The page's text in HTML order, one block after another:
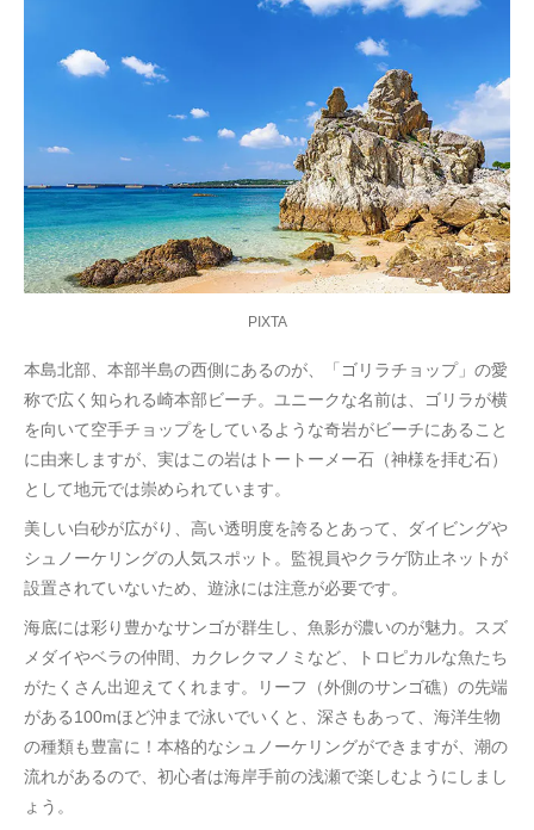
PIXTA
本島北部、本部半島の西側にあるのが、「ゴリラチョップ」の愛
称で広く知られる崎本部ビーチ。ユニークな名前は、ゴリラが横
を向いて空手チョップをしているような奇岩がビーチにあること
に由来しますが、実はこの岩はトートーメー石（神様を拝む石）
として地元では崇められています。
美しい白砂が広がり、高い透明度を誇るとあって、ダイビングや
シュノーケリングの人気スポット。監視員やクラゲ防止ネットが
設置されていないため、遊泳には注意が必要です。
海底には彩り豊かなサンゴが群生し、魚影が濃いのが魅力。スズ
メダイやベラの仲間、カクレクマノミなど、トロピカルな魚たち
がたくさん出迎えてくれます。リーフ（外側のサンゴ礁）の先端
がある100mほど沖まで泳いでいくと、深さもあって、海洋生物
の種類も豊富に！本格的なシュノーケリングができますが、潮の
流れがあるので、初心者は海岸手前の浅瀬で楽しむようにしまし
ょう。